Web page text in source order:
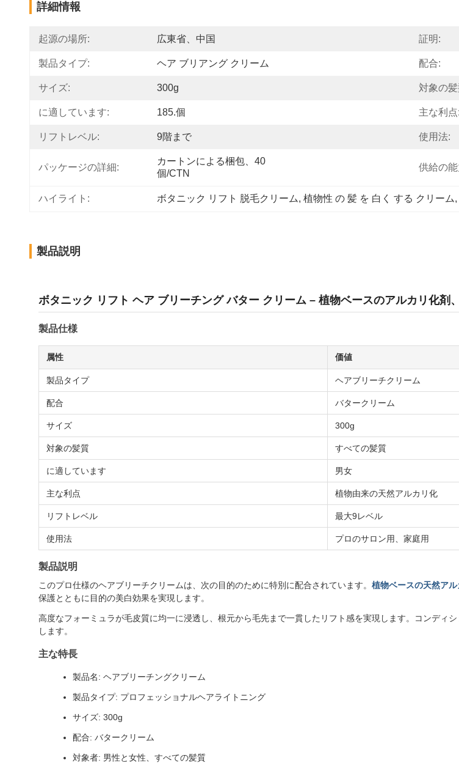
詳細情報
起源の場所: 広東省、中国 証明:
製品タイプ: ヘア ブリアング クリーム 配合:
サイズ: 300g 対象の
に適しています: 185.個 主な利点:
リフトレベル: 9階まで 使用法:
パッケージの詳細:
カートンによる梱包、40
個/CTN
供給の能
ハイライト: ボタニック リフト 脱毛クリーム, 植物性 の 髪 を 白く する クリーム,
製品説明
ボタニック リフト ヘア ブリーチング バター クリーム – 植物ベースのアルカリ化剤
製品仕様
属性 価値
製品タイプ ヘアブリーチクリーム
配合 バタークリーム
サイズ 300g
対象の髪質 すべての髪質
に適しています 男女
主な利点 植物由来の天然アルカリ化
リフトレベル 最大9レベル
使用法 プロのサロン用、家庭用
製品説明
このプロ仕様のヘアブリーチクリームは、次の目的のために特別に配合されています。 植物ベースの天然ア
保護とともに目的の美白効果を実現します。
高度なフォーミュラが毛皮質に均一に浸透し、根元から毛先まで一貫したリフト感を実現します。コンディ
します。
主な特長
製品名: ヘアブリーチングクリーム
製品タイプ: プロフェッショナルヘアライトニング
サイズ: 300g
配合: バタークリーム
対象者: 男性と女性、すべての髪質